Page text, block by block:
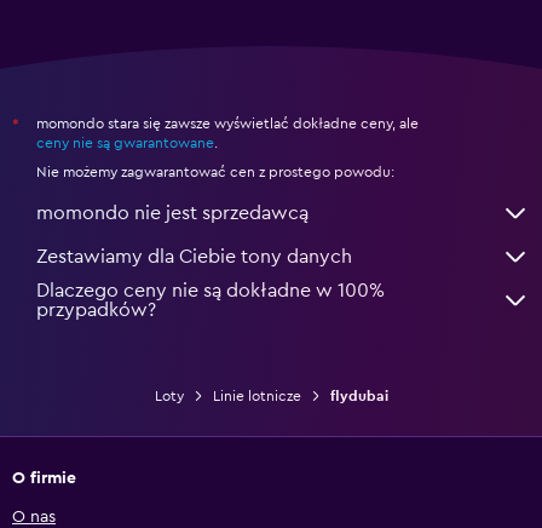
*
momondo stara się zawsze wyświetlać dokładne ceny, ale
ceny nie są gwarantowane
Nie możemy zagwarantować cen z prostego powodu:
momondo nie jest sprzedawcą
Zestawiamy dla Ciebie tony danych
Dlaczego ceny nie są dokładne w 100%
przypadków?
Loty Linie lotnicze flydubai
O firmie
O nas